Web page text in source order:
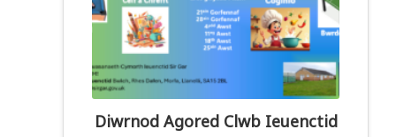
Diwrnod Agored Clwb Ieuenctid